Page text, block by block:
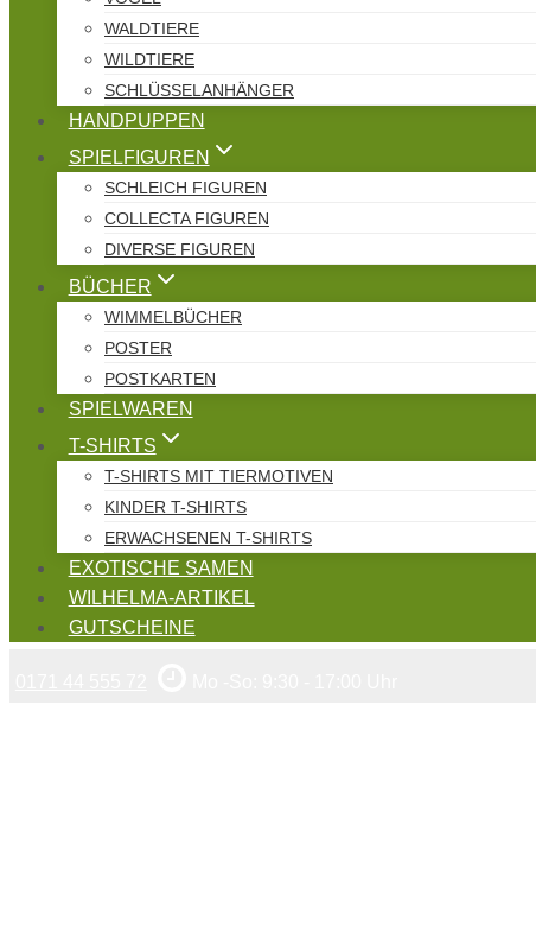
WALDTIERE
WILDTIERE
SCHLÜSSELANHÄNGER
HANDPUPPEN
SPIELFIGUREN
SCHLEICH FIGUREN
COLLECTA FIGUREN
DIVERSE FIGUREN
BÜCHER
WIMMELBÜCHER
POSTER
POSTKARTEN
SPIELWAREN
T-SHIRTS
T-SHIRTS MIT TIERMOTIVEN
KINDER T-SHIRTS
ERWACHSENEN T-SHIRTS
EXOTISCHE SAMEN
WILHELMA-ARTIKEL
GUTSCHEINE